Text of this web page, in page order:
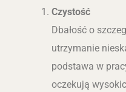
Czystość
Dbałość o
utrzymanie
podstawa w
oczekują